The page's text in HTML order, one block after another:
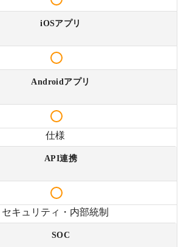
iOSアプリ
Androidアプリ
仕様
API連携
セキュリティ・内部統制
SOC